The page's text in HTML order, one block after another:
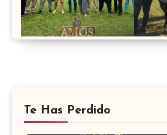
Te Has Perdido